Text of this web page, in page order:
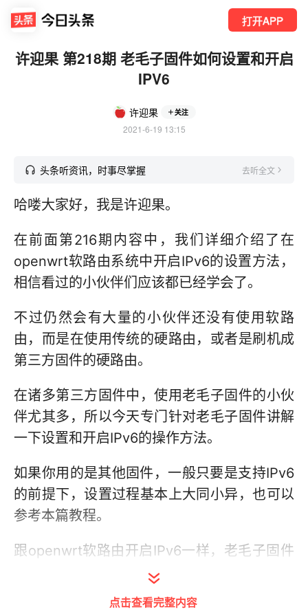
打开APP
许迎果 第218期 老毛子固件如何设置和开启
IPV6
许迎果 关注
2021-6-19 13:15
头条听资讯，时事尽掌握 去听全文
哈喽大家好，我是许迎果。
在前面第216期内容中，我们详细介绍了在
openwrt软路由系统中开启IPv6的设置方法，
相信看过的小伙伴们应该都已经学会了。
不过仍然会有大量的小伙伴还没有使用软路
由，而是在使用传统的硬路由，或者是刷机成
第三方固件的硬路由。
在诸多第三方固件中，使用老毛子固件的小伙
伴尤其多，所以今天专门针对老毛子固件讲解
一下设置和开启IPv6的操作方法。
如果你用的是其他固件，一般只要是支持IPv6
的前提下，设置过程基本上大同小异，也可以
参考本篇教程。
跟openwrt软路由开启IPv6一样，老毛子固件
想要开启IPv6也必须要有两个大前提。
1.光猫已经改成桥接模式，并且IP协议或模式
点击查看完整内容